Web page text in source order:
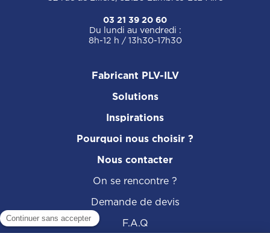
03 21 39 20 60
Du lundi au vendredi :
8h-12 h / 13h30-17h30
Fabricant PLV-ILV
Solutions
Inspirations
Pourquoi nous choisir ?
Nous contacter
On se rencontre ?
Demande de devis
F.A.Q